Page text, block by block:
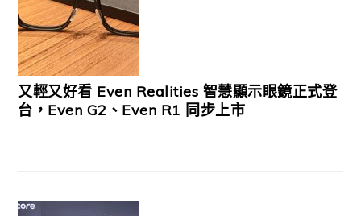
又輕又好看 Even Realities 智慧顯示眼鏡正式登
台，Even G2、Even R1 同步上市